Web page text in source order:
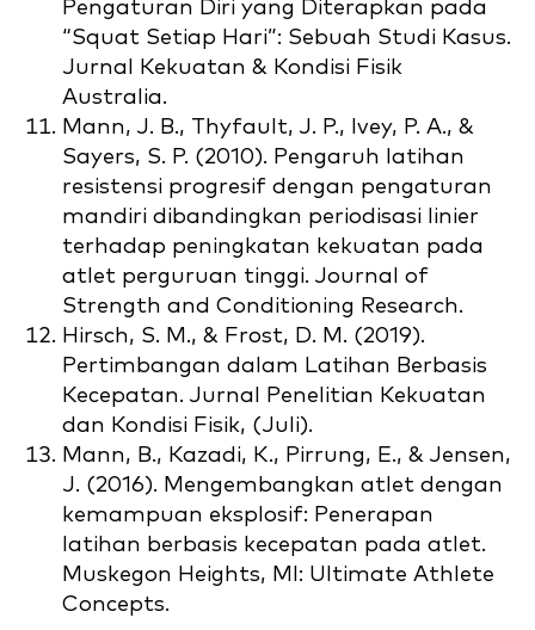
Pengaturan Diri yang Diterapkan pada
“Squat Setiap Hari”: Sebuah Studi Kasus.
Jurnal Kekuatan & Kondisi Fisik
Australia.
Mann, J. B., Thyfault, J. P., Ivey, P. A., &
Sayers, S. P. (2010). Pengaruh latihan
resistensi progresif dengan pengaturan
mandiri dibandingkan periodisasi linier
terhadap peningkatan kekuatan pada
atlet perguruan tinggi. Journal of
Strength and Conditioning Research.
Hirsch, S. M., & Frost, D. M. (2019).
Pertimbangan dalam Latihan Berbasis
Kecepatan. Jurnal Penelitian Kekuatan
dan Kondisi Fisik, (Juli).
Mann, B., Kazadi, K., Pirrung, E., & Jensen,
J. (2016). Mengembangkan atlet dengan
kemampuan eksplosif: Penerapan
latihan berbasis kecepatan pada atlet.
Muskegon Heights, MI: Ultimate Athlete
Concepts.